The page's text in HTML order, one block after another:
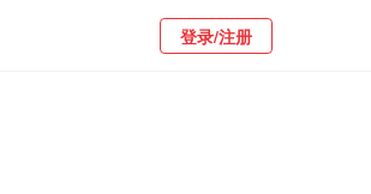
登录/注册